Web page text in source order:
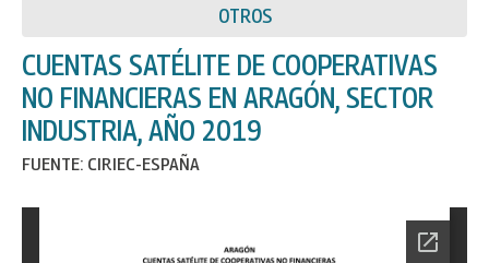
OTROS
CUENTAS SATÉLITE DE COOPERATIVAS
NO FINANCIERAS EN ARAGÓN, SECTOR
INDUSTRIA, AÑO 2019
FUENTE: CIRIEC-ESPAÑA